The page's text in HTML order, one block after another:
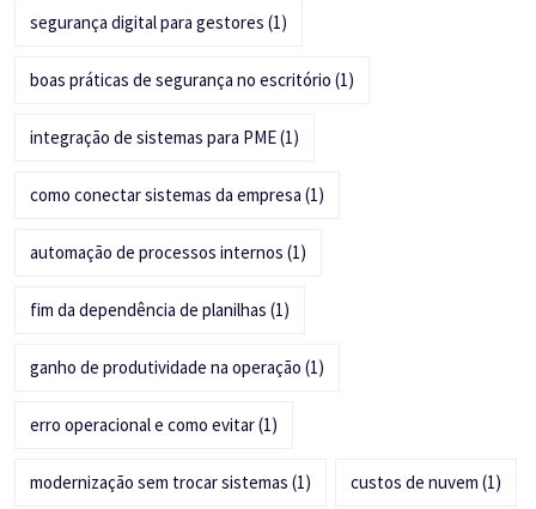
segurança digital para gestores (1)
boas práticas de segurança no escritório (1)
integração de sistemas para PME(1)
como conectar sistemas da empresa (1)
automação de processos internos (1)
fim da dependência de planilhas (1)
ganho de produtividade na operação (1)
erro operacional e como evitar(1)
modernização sem trocar sistemas (1) custos de nuvem (1)